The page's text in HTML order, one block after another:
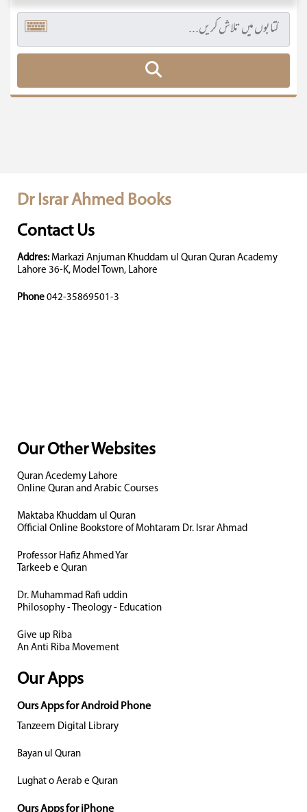
Dr Israr Ahmed Books
Contact Us
Addres: Markazi Anjuman Khuddam ul Quran Quran Academy
Lahore 36-K, Model Town, Lahore
Phone 042-35869501-3
Our Other Websites
Quran Acedemy Lahore
Online Quran and Arabic Courses
Maktaba Khuddam ul Quran
Official Online Bookstore of Mohtaram Dr. Israr Ahmad
Professor Hafiz Ahmed Yar
Tarkeeb e Quran
Dr. Muhammad Rafi uddin
Philosophy - Theology - Education
Give up Riba
An Anti Riba Movement
Our Apps
Ours Apps for Android Phone
Tanzeem Digital Library
Bayan ul Quran
Lughat o Aerab e Quran
Ours Apps for iPhone